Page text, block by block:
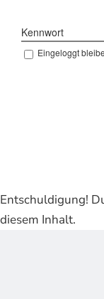
Kennwort
Eingeloggt
Entschuldigung!
diesem Inhalt.